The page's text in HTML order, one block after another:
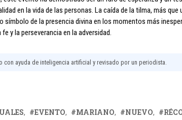
en la vida de las personas. La caída de la tilma, más que
símbolo de la presencia divina en los momentos más
y la perseverancia en la adversidad.
con ayuda de inteligencia artificial y revisado por un periodista.
EVENTO MARIANO NUEVO